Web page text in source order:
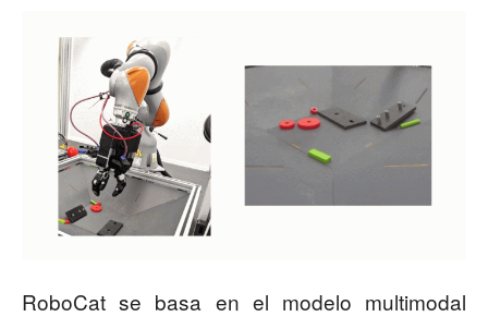
RoboCat se basa en el modelo multimodal